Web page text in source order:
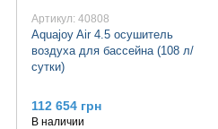
Артикул: 40808
Aquajoy Air 4.5 осушитель
воздуха для бассейна (108 л/
сутки)
112 654 грн
В наличии